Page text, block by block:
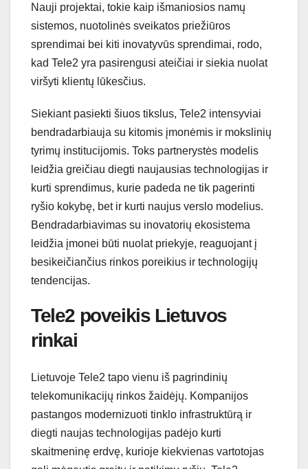
Nauji projektai, tokie kaip išmaniosios namų
sistemos, nuotolinės sveikatos priežiūros
sprendimai bei kiti inovatyvūs sprendimai, rodo,
kad Tele2 yra pasirengusi ateičiai ir siekia nuolat
viršyti klientų lūkesčius.
Siekiant pasiekti šiuos tikslus, Tele2 intensyviai
bendradarbiauja su kitomis įmonėmis ir mokslinių
tyrimų institucijomis. Toks partnerystės modelis
leidžia greičiau diegti naujausias technologijas ir
kurti sprendimus, kurie padeda ne tik pagerinti
ryšio kokybę, bet ir kurti naujus verslo modelius.
Bendradarbiavimas su inovatorių ekosistema
leidžia įmonei būti nuolat priekyje, reaguojant į
besikeičiančius rinkos poreikius ir technologijų
tendencijas.
Tele2 poveikis Lietuvos
rinkai
Lietuvoje Tele2 tapo vienu iš pagrindinių
telekomunikacijų rinkos žaidėjų. Kompanijos
pastangos modernizuoti tinklo infrastruktūrą ir
diegti naujas technologijas padėjo kurti
skaitmeninę erdvę, kurioje kiekvienas vartotojas